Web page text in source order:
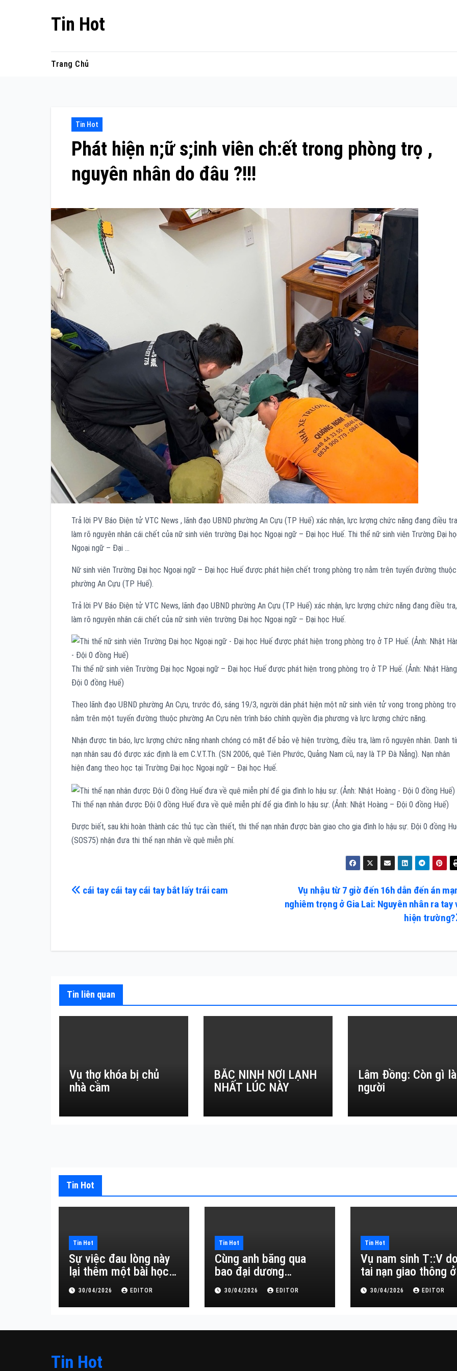
Tin Hot
Trang Chủ
Tin Hot
Phát hiện n;ữ s;inh viên ch:ết trong phòng trọ ,
nguyên nhân do đâu ?!!!
Trả lời PV Báo Điện tử VTC News , lãnh đạo UBND phường An Cựu (TP Huế) xác nhận, lực lượng chức năng đang điều
làm rõ nguyên nhân cái chết của nữ sinh viên trường Đại học Ngoại ngữ – Đại học Huế. Thi thể nữ sinh viên Trường Đại
Ngoại ngữ – Đại …
Nữ sinh viên Trường Đại học Ngoại ngữ – Đại học Huế được phát hiện chết trong phòng trọ nằm trên tuyến đường thuộc
phường An Cựu (TP Huế).
Trả lời PV Báo Điện tử VTC News, lãnh đạo UBND phường An Cựu (TP Huế) xác nhận, lực lượng chức năng đang điều tra,
làm rõ nguyên nhân cái chết của nữ sinh viên trường Đại học Ngoại ngữ – Đại học Huế.
Thi thể nữ sinh viên Trường Đại học Ngoại ngữ – Đại học Huế được phát hiện trong phòng trọ ở TP Huế. (Ảnh: Nhật
Đội 0 đồng Huế)
Theo lãnh đạo UBND phường An Cựu, trước đó, sáng 19/3, người dân phát hiện một nữ sinh viên tử vong trong phòng trọ
nằm trên một tuyến đường thuộc phường An Cựu nên trình báo chính quyền địa phương và lực lượng chức năng.
Nhận được tin báo, lực lượng chức năng nhanh chóng có mặt để bảo vệ hiện trường, điều tra, làm rõ nguyên nhân. Danh
nạn nhân sau đó được xác định là em C.V.T.Th. (SN 2006, quê Tiên Phước, Quảng Nam cũ, nay là TP Đà Nẵng). Nạn nhân
hiện đang theo học tại Trường Đại học Ngoại ngữ – Đại học Huế.
Thi thể nạn nhân được Đội 0 đồng Huế đưa về quê miễn phí để gia đình lo hậu sự. (Ảnh: Nhật Hoàng – Đội 0 đồng Huế)
Được biết, sau khi hoàn thành các thủ tục cần thiết, thi thể nạn nhân được bàn giao cho gia đình lo hậu sự. Đội 0 đồng
(SOS75) nhận đưa thi thể nạn nhân về quê miễn phí.
Điều
viết
Vụ nhậu từ 7 giờ đến 16h dẫn đến án
nghiêm trọng ở Gia Lai: Nguyên nhân ra tay
hiện trường?
cái tay cái tay cái tay bắt lấy trái cam
Tin liên quan
Vụ thợ khóa bị chủ
nhà cầm
BẮC NINH NƠI LẠNH
NHẤT LÚC NÀY
Lâm Đồng: Còn gì là
người
Tin Hot
Tin Hot
Sự việc đau lòng này
lại thêm một bài học
đắt giá về sự vô
thường.
30/04/2026 EDITOR
Tin Hot
Cùng anh băng qua
bao đại dương…
30/04/2026 EDITOR
Tin Hot
Vụ nam sinh T::V do
tai nạn giao thông ở
Đắk Lắk
30/04/2026 EDITOR
Tin Hot